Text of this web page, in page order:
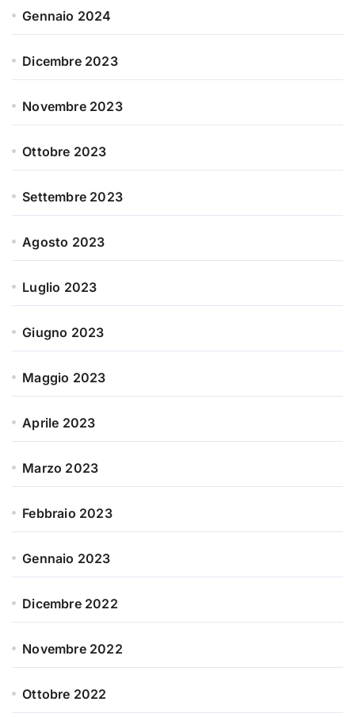
Gennaio 2024
Dicembre 2023
Novembre 2023
Ottobre 2023
Settembre 2023
Agosto 2023
Luglio 2023
Giugno 2023
Maggio 2023
Aprile 2023
Marzo 2023
Febbraio 2023
Gennaio 2023
Dicembre 2022
Novembre 2022
Ottobre 2022